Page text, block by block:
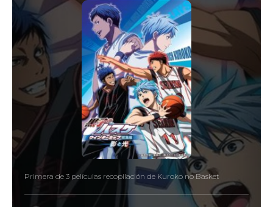
Primera de 3 películas recopilación de Kuroko no Basket